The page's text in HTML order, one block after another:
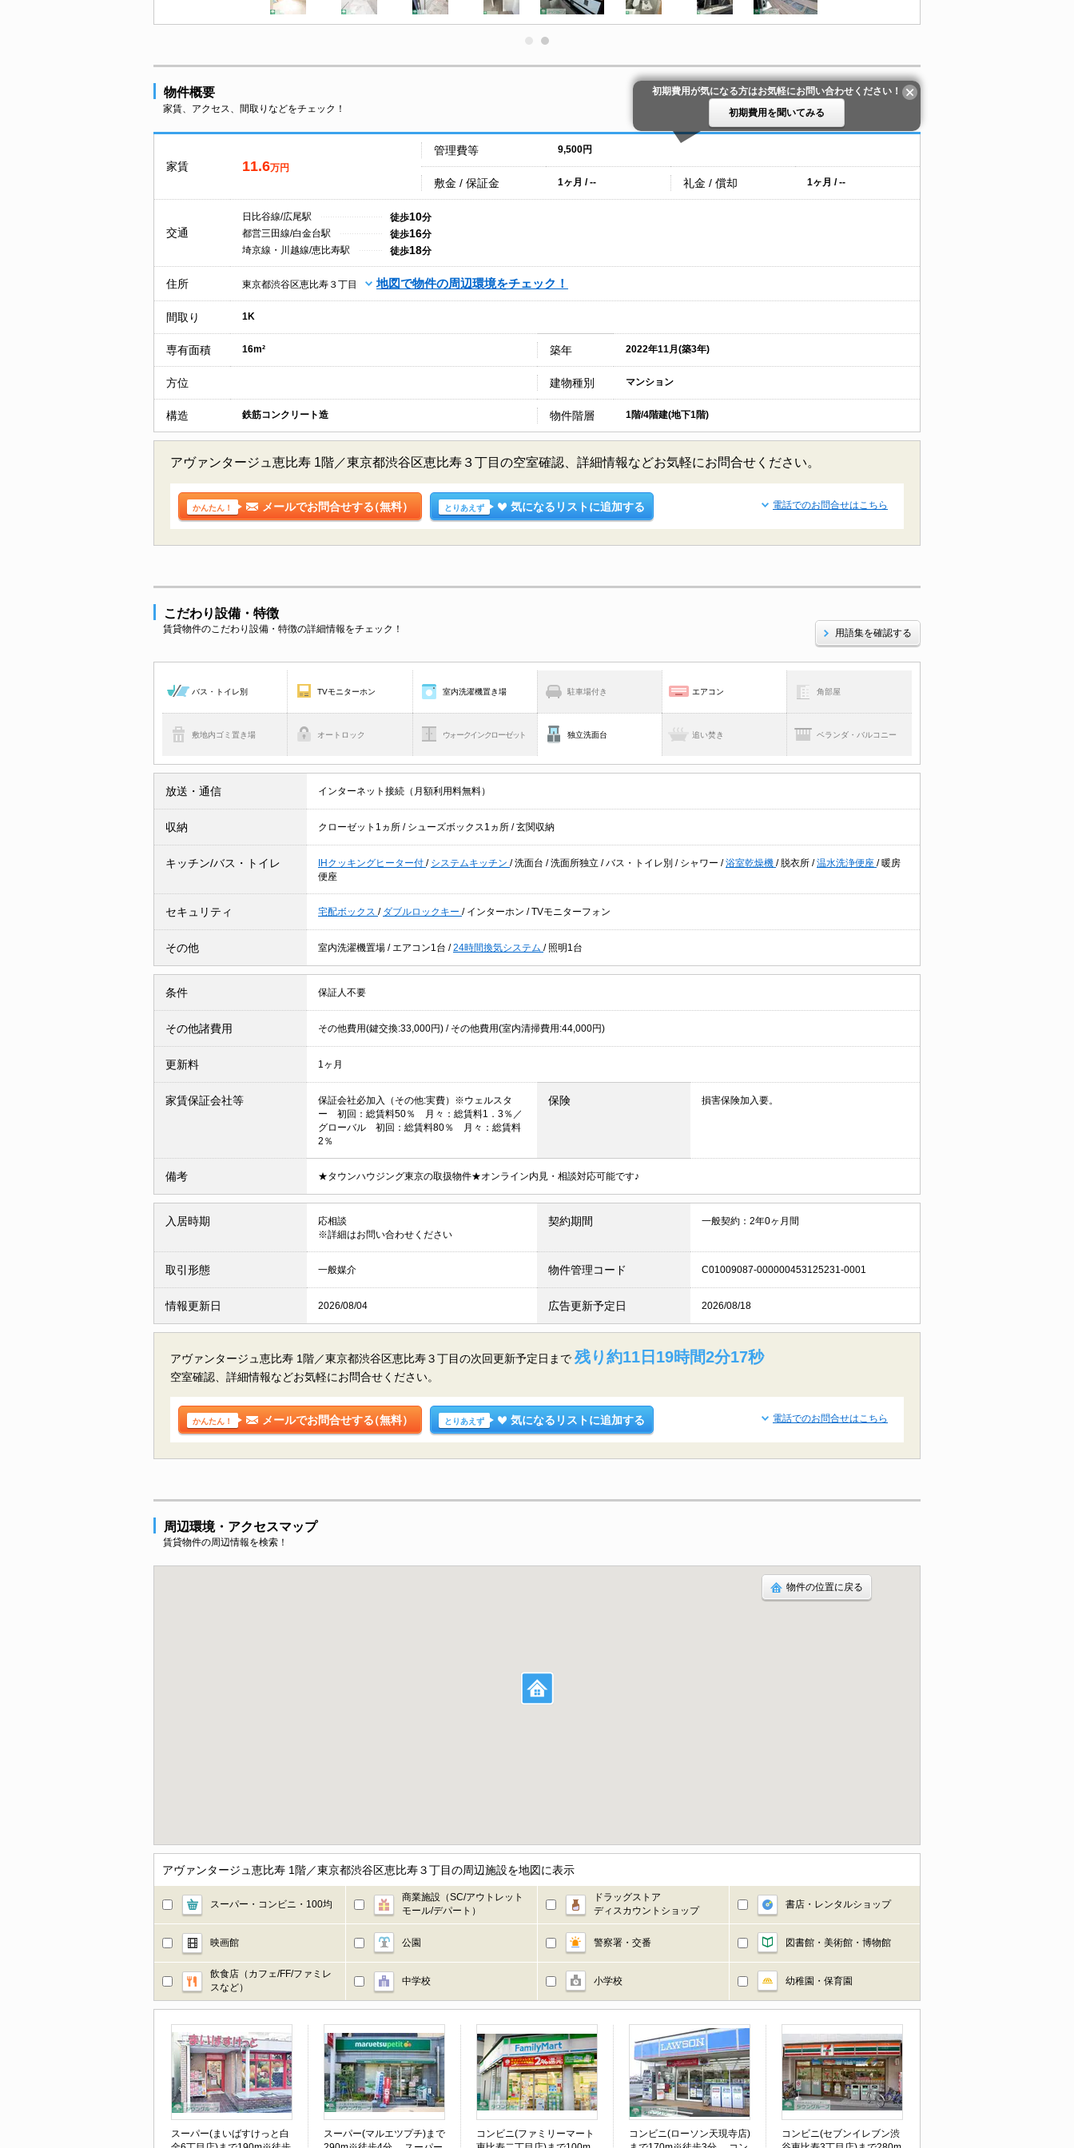
物件概要
家賃、アクセス、間取りなどをチェック！
初期費用が気になる方はお気軽にお問い合わせください！
初期費用を聞いてみる
家賃 11.6万円
管理費等 9,500円
敷金 / 保証金 1ヶ月 / -- 礼金 / 償却 1ヶ月 / --
交通
日比谷線/広尾駅 徒歩10分
都営三田線/白金台駅
徒歩16分
埼京線・川越線/恵比寿駅
徒歩18分
住所 東京都渋谷区恵比寿３丁目 地図で物件の周辺環境をチェック！
間取り 1K
専有面積 16m² 築年 2022年11月(築3年)
方位 建物種別 マンション
構造 鉄筋コンクリート造 物件階層 1階/4階建(地下1階)
アヴァンタージュ恵比寿 1階／東京都渋谷区恵比寿３丁目の空室確認、詳細情報などお気軽にお問合せください。
かんたん！ メールでお問合せする（無料） とりあえず 気になるリストに追加する 電話でのお問合せはこちら
こだわり設備・特徴
賃貸物件のこだわり設備・特徴の詳細情報をチェック！ 用語集を確認する
バス・トイレ別 TVモニターホン 室内洗濯機置き場 駐車場付き エアコン 角部屋
敷地内ゴミ置き場 オートロック ウォークインクローゼット 独立洗面台 追い焚き ベランダ・バルコニー
放送・通信 インターネット接続（月額利用料無料）
収納 クローゼット1ヵ所 / シューズボックス1ヵ所 /玄関収納
キッチン/バス・トイレ IHクッキングヒーター付 / システムキッチン /洗面台 /洗面所独立 /バス・トイレ別 / シャワー /浴室乾燥機 / 脱衣所 /温水洗浄便座 / 暖房
便座
セキュリティ 宅配ボックス / ダブルロックキー / インターホン /TVモニターフォン
その他 室内洗濯機置場 / エアコン1台 /24時間換気システム / 照明1台
条件 保証人不要
その他諸費用 その他費用(鍵交換:33,000円) / その他費用(室内清掃費用:44,000円)
更新料 1ヶ月
家賃保証会社等
保証会社必加入（その他:実費）※ウェルスタ
ー 初回：総賃料50％ 月々：総賃料1．3％／
グローバル 初回：総賃料80％ 月々：総賃料
2％
保険 損害保険加入要。
備考 ★タウンハウジング東京の取扱物件★オンライン内見・相談対応可能です♪
入居時期
応相談
※詳細はお問い合わせください
契約期間 一般契約：2年0ヶ月間
取引形態 一般媒介 物件管理コード C01009087-000000453125231-0001
情報更新日 2026/08/04 広告更新予定日 2026/08/18
アヴァンタージュ恵比寿 1階／東京都渋谷区恵比寿３丁目の次回更新予定日まで 残り約11日19時間2分16秒
空室確認、詳細情報などお気軽にお問合せください。
かんたん！ メールでお問合せする（無料） とりあえず 気になるリストに追加する 電話でのお問合せはこちら
周辺環境・アクセスマップ
賃貸物件の周辺情報を検索！
物件の位置に戻る
アヴァンタージュ恵比寿 1階／東京都渋谷区恵比寿３丁目の周辺施設を地図に表示
スーパー・コンビニ・100均
商業施設（SC/アウトレット
モール/デパート）
ドラッグストア
ディスカウントショップ
書店・レンタルショップ
映画館 公園 警察署・交番 図書館・美術館・博物館
飲食店（カフェ/FF/ファミレ
スなど）
中学校 小学校 幼稚園・保育園
スーパー(まいばすけっと白
スーパー(マルエツプチ)まで
コンビニ(ファミリーマート
コンビニ(ローソン天現寺店)
コンビニ(セブンイレブン渋